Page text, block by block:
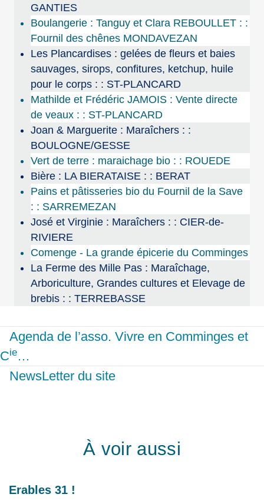
GANTIES
Boulangerie : Tanguy et Clara REBOULLET : :
Fournil des chênes MONDAVEZAN
Les Plancardises : gelées de fleurs et baies
sauvages, sirops, confitures, ketchup, huile
pour le corps : : ST-PLANCARD
Mathilde et Frédéric JAMOIS : Vente directe
de veaux : : ST-PLANCARD
Joan & Marguerite : Maraîchers : :
BOULOGNE/GESSE
Vert de terre : maraichage bio : : ROUEDE
Bière : LA BIERATAISE : : BERAT
Pains et pâtisseries bio du Fournil de la Save
: : SARREMEZAN
José et Virginie : Maraîchers : : CIER-de-
RIVIERE
Comenge - La grande épicerie du Comminges
La Ferme des Mille Pas : Maraîchage,
Arboriculture, Grandes cultures et Elevage de
brebis : : TERREBASSE
Agenda de l’asso. Vivre en Comminges et
Cie…
NewsLetter du site
À voir aussi
Erables 31 !